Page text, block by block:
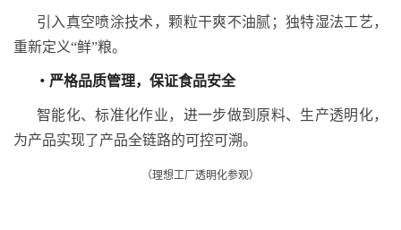
引入真空喷涂技术，颗粒干爽不油腻；独特湿法工艺，
重新定义“鲜”粮。
・ 严格品质管理，保证食品安全
智能化、标准化作业，进一步做到原料、生产透明化，
为产品实现了产品全链路的可控可溯。
（理想工厂透明化参观）